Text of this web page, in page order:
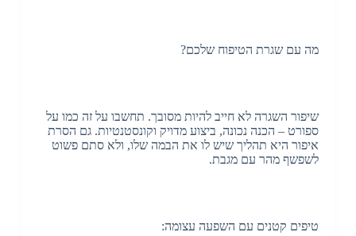
מה עם שגרת הטיפוח שלכם?
שיפור השגרה לא חייב להיות מסובך. תחשבו על זה כמו על
ספורט – הכנה נכונה, ביצוע מדויק וקונסטנטיות. גם הסרת
איפור היא תהליך שיש לו את הבמה שלו, ולא סתם פשוט
לשפשף מהר עם מגבת.
טיפים קטנים עם השפעה עצומה: